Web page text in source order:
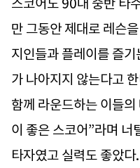
스코어도 90대 중반 타
만 그동안 제대로 레슨
지인들과 플레이를 즐
가 나아지지 않는다고
함께 라운드하는 이들
이 좋은 스코어”라며 너
타자였고 실력도 좋았